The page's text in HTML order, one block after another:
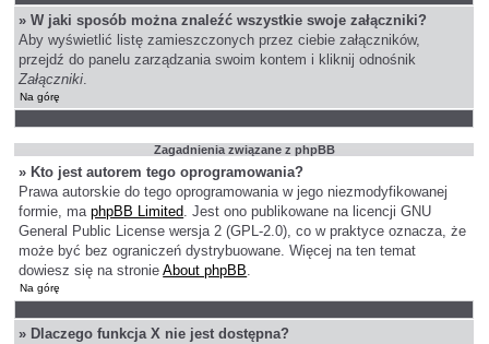
» W jaki sposób można znaleźć wszystkie swoje załączniki?
Aby wyświetlić listę zamieszczonych przez ciebie załączników,
przejdź do panelu zarządzania swoim kontem i kliknij odnośnik
Załączniki.
Na górę
Zagadnienia związane z phpBB
» Kto jest autorem tego oprogramowania?
Prawa autorskie do tego oprogramowania w jego niezmodyfikowanej
formie, maphpBB Limited. Jest ono publikowane na licencji GNU
General Public License wersja 2 (GPL-2.0), co w praktyce oznacza, że
może być bez ograniczeń dystrybuowane. Więcej na ten temat
dowiesz się na stronieAbout phpBB.
Na górę
» Dlaczego funkcja X nie jest dostępna?